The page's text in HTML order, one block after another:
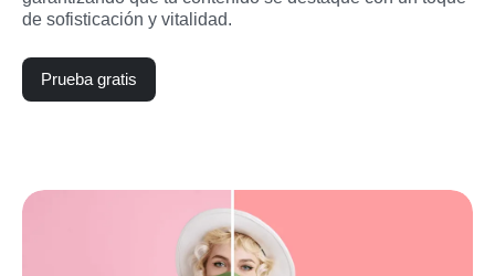
de sofisticación y vitalidad.
Prueba gratis